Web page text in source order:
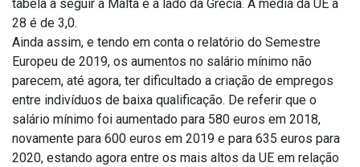
tabela a seguir a Malta e a lado da Grécia. A média da UE a
28 é de 3,0.
Ainda assim, e tendo em conta o relatório do Semestre
Europeu de 2019, os aumentos no salário mínimo não
parecem, até agora, ter dificultado a criação de empregos
entre indivíduos de baixa qualificação. De referir que o
salário mínimo foi aumentado para 580 euros em 2018,
novamente para 600 euros em 2019 e para 635 euros para
2020, estando agora entre os mais altos da UE em relação